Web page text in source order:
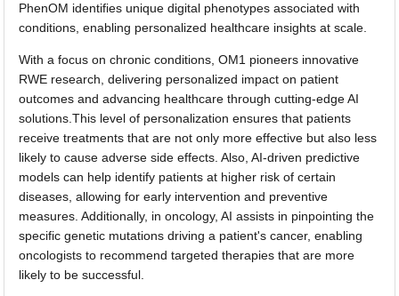
PhenOM identifies unique digital phenotypes associated with
conditions, enabling personalized healthcare insights at scale.
With a focus on chronic conditions, OM1 pioneers innovative
RWE research, delivering personalized impact on patient
outcomes and advancing healthcare through cutting-edge AI
solutions.This level of personalization ensures that patients
receive treatments that are not only more effective but also less
likely to cause adverse side effects. Also, AI-driven predictive
models can help identify patients at higher risk of certain
diseases, allowing for early intervention and preventive
measures. Additionally, in oncology, AI assists in pinpointing the
specific genetic mutations driving a patient's cancer, enabling
oncologists to recommend targeted therapies that are more
likely to be successful.